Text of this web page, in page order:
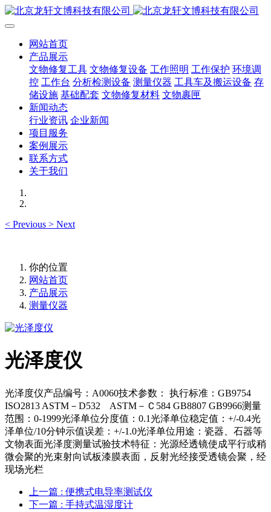
网站首页
产品展示
文物修复工具 文物修复设备 工作照明 工作保护 环境调
控 工作台 分析检测设备 测量仪器 工具车及搬运设备 存
储设施 基础配套 文物修复材料 文物裹匣
新闻动态
行业资讯 企业新闻
项目服务
案例展示
联系方式
关于我们
< Previous > Next
你的位置
网站首页
产品展示
测量仪器
光泽度仪
光泽度仪产品编号：A0060技术参数： 执行标准：GB9754
ISO2813 ASTM－D532 ASTM－Ｃ584 GB8807 GB9966测量
范围：0-1999光泽单位分度值：0.1光泽单位稳定值：+/-0.4光
泽单位/10分钟示值误差：+/-1.0光泽单位用途：瓷器、石器等
文物表面光泽度测量试验技术特征：光源经透镜使成平行或稍
微会聚的光束射向试板漆膜表面，反射光经接受透镜会聚，经
现场光栏
上一篇 : 便携式电导率测试仪
下一篇 : 手持式温湿度计